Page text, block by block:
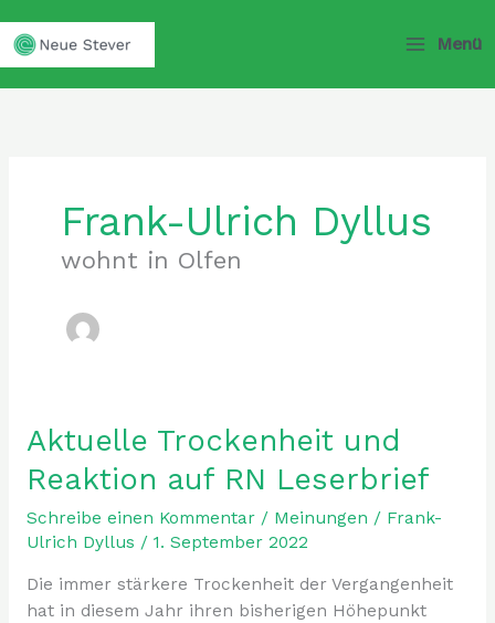
Inhalt
springen
Menü
Frank-Ulrich Dyllus
wohnt in Olfen
Aktuelle Trockenheit und
Reaktion auf RN Leserbrief
Schreibe einen Kommentar / Meinungen / Frank-
Ulrich Dyllus / 1. September 2022
Die immer stärkere Trockenheit der Vergangenheit
hat in diesem Jahr ihren bisherigen Höhepunkt
Aktuelle
und
Reaktion
auf
Leserbrief